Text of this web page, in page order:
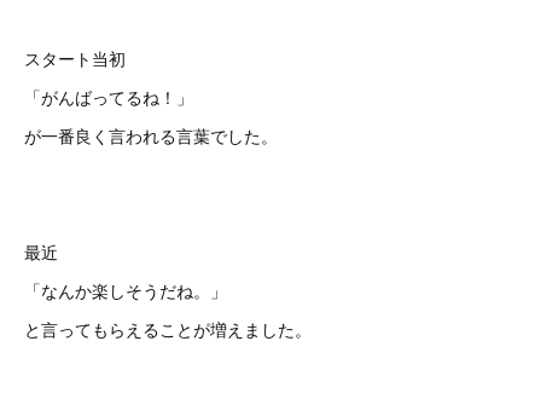
スタート当初
「がんばってるね！」
が一番良く言われる言葉でした。
最近
「なんか楽しそうだね。」
と言ってもらえることが増えました。